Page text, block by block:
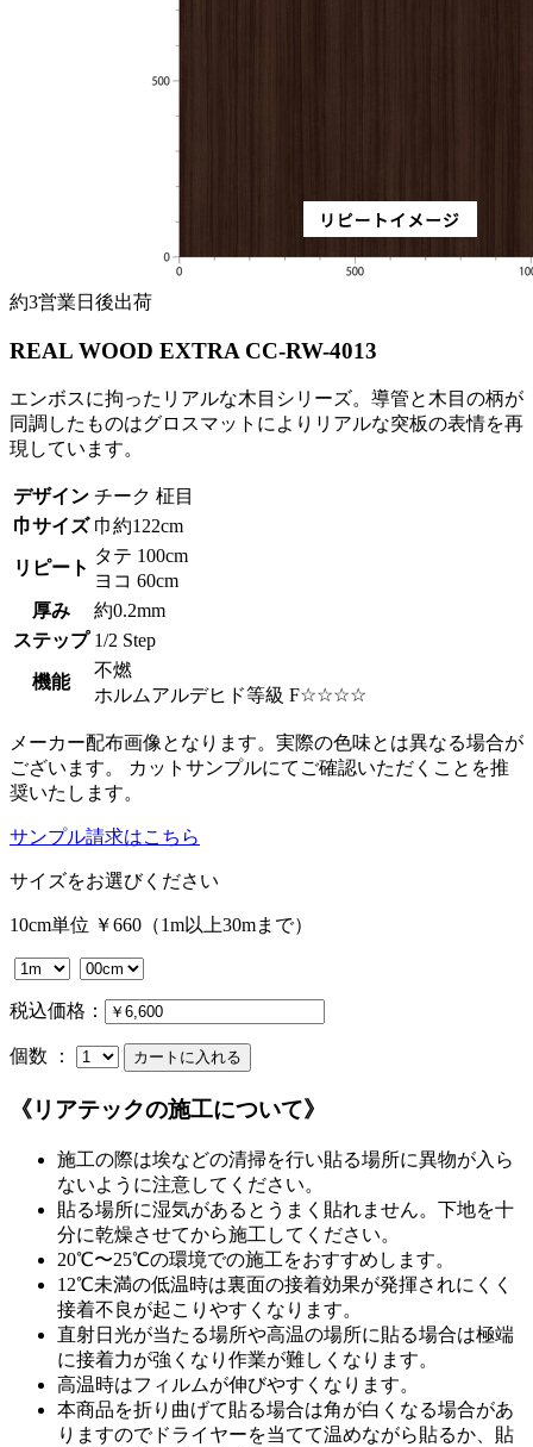
約3営業日後出荷
REAL WOOD EXTRA CC-RW-4013
エンボスに拘ったリアルな木目シリーズ。導管と木目の柄が
同調したものはグロスマットによりリアルな突板の表情を再
現しています。
デザイン チーク 柾目
巾サイズ 巾約122cm
リピート
タテ 100cm
ヨコ 60cm
厚み
約0.2mm
ステップ 1/2 Step
機能
不燃
ホルムアルデヒド等級 F☆☆☆☆
メーカー配布画像となります。実際の色味とは異なる場合が
ございます。 カットサンプルにてご確認いただくことを推
奨いたします。
サンプル請求はこちら
サイズをお選びください
10cm単位 ￥660（1m以上30mまで）
税込価格：
個数 ：
《リアテックの施工について》
施工の際は埃などの清掃を行い貼る場所に異物が入ら
ないように注意してください。
貼る場所に湿気があるとうまく貼れません。下地を十
分に乾燥させてから施工してください。
20℃〜25℃の環境での施工をおすすめします。
12℃未満の低温時は裏面の接着効果が発揮されにくく
接着不良が起こりやすくなります。
直射日光が当たる場所や高温の場所に貼る場合は極端
に接着力が強くなり作業が難しくなります。
高温時はフィルムが伸びやすくなります。
本商品を折り曲げて貼る場合は角が白くなる場合があ
りますのでドライヤーを当てて温めながら貼るか、貼